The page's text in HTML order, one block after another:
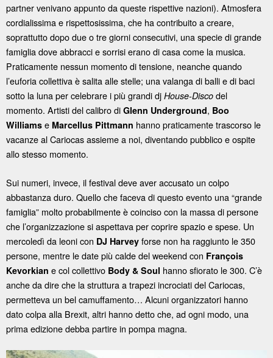
partner venivano appunto da queste rispettive nazioni). Atmosfera
cordialissima e rispettosissima, che ha contribuito a creare,
soprattutto dopo due o tre giorni consecutivi, una specie di grande
famiglia dove abbracci e sorrisi erano di casa come la musica.
Praticamente nessun momento di tensione, neanche quando
l’euforia collettiva è salita alle stelle; una valanga di balli e di baci
sotto la luna per celebrare i più grandi dj House-Disco del
momento. Artisti del calibro di Glenn Underground, Boo
Williams e Marcellus Pittmann hanno praticamente trascorso le
vacanze al Cariocas assieme a noi, diventando pubblico e ospite
allo stesso momento.
Sui numeri, invece, il festival deve aver accusato un colpo
abbastanza duro. Quello che faceva di questo evento una “grande
famiglia” molto probabilmente è coinciso con la massa di persone
che l’organizzazione si aspettava per coprire spazio e spese. Un
mercoledì da leoni con DJ Harvey forse non ha raggiunto le 350
persone, mentre le date più calde del weekend con François
Kevorkian e col collettivo Body & Soul hanno sfiorato le 300. C’è
anche da dire che la struttura a trapezi incrociati del Cariocas,
permetteva un bel camuffamento… Alcuni organizzatori hanno
dato colpa alla Brexit, altri hanno detto che, ad ogni modo, una
prima edizione debba partire in pompa magna.